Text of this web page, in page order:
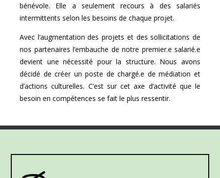
bénévole. Elle a seulement recours à des salariés
intermittents selon les besoins de chaque projet.
Avec l’augmentation des projets et des sollicitations de
nos partenaires l’embauche de notre premier.e salarié.e
devient une nécessité pour la structure. Nous avons
décidé de créer un poste de chargé.e de médiation et
d’actions culturelles. C’est sur cet axe d’activité que le
besoin en compétences se fait le plus ressentir.